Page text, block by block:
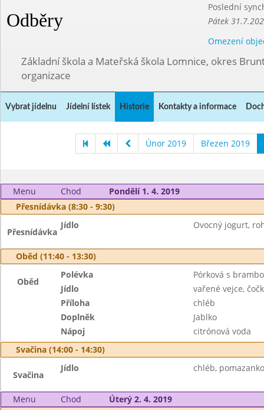
Odběry
Poslední
Pátek
Omezení
Základní škola a Mateřská škola Lomnice, okres
organizace
Vybrat jídelnu Jídelní lístek Historie Kontakty a informace
Únor 2019 Březen 2019
Menu Chod
Pondělí 1. 4. 2019
Přesnídávka (8:30 - 9:30)
Přesnídávka
Jídlo Ovocný jogurt,
Oběd (11:40 - 13:30)
Oběd
Polévka
Pórková s
Jídlo
vařené vejce,
Příloha
chléb
Doplněk
Jablko
Nápoj
citrónová voda
Svačina (14:00 - 14:30)
Svačina
Jídlo chléb,
Menu Chod
Úterý 2. 4. 2019